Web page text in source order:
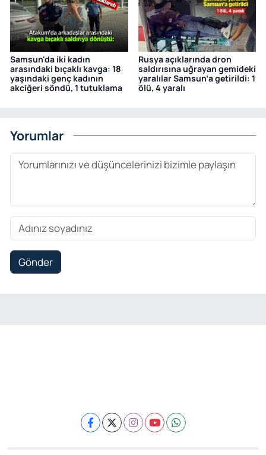
Samsun'da iki kadın
arasındaki bıçaklı kavga: 18
yaşındaki genç kadının
akciğeri söndü, 1 tutuklama
Rusya açıklarında dron
saldırısına uğrayan gemideki
yaralılar Samsun’a getirildi: 1
ölü, 4 yaralı
Yorumlar
Gönder